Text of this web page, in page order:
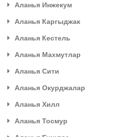
Аланья Инжекум
Аланья Каргыджак
Аланья Кестель
Аланья Махмутлар
Аланья Сити
Аланья Окурджалар
Аланья Хилл
Аланья Тосмур